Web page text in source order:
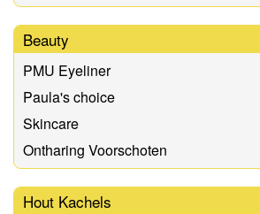
Beauty
PMU Eyeliner
Paula's choice
Skincare
Ontharing Voorschoten
Hout Kachels